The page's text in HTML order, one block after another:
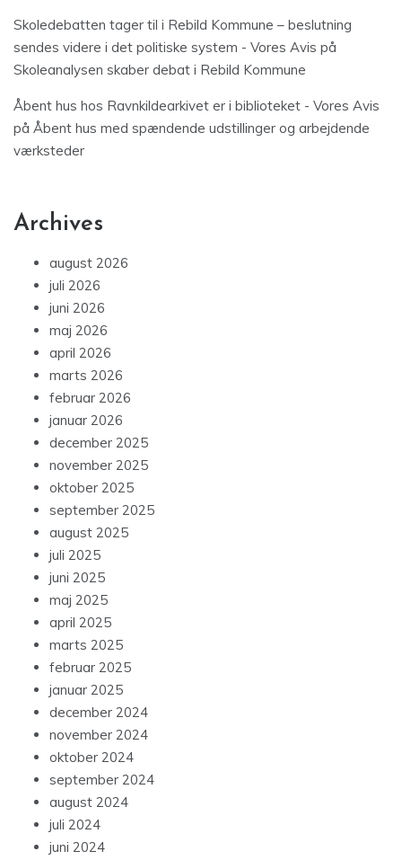
Skoledebatten tager til i Rebild Kommune – beslutning
sendes videre i det politiske system - Vores Avis på
Skoleanalysen skaber debat i Rebild Kommune
Åbent hus hos Ravnkildearkivet er i biblioteket - Vores Avis
på Åbent hus med spændende udstillinger og arbejdende
værksteder
Archives
august 2026
juli 2026
juni 2026
maj 2026
april 2026
marts 2026
februar 2026
januar 2026
december 2025
november 2025
oktober 2025
september 2025
august 2025
juli 2025
juni 2025
maj 2025
april 2025
marts 2025
februar 2025
januar 2025
december 2024
november 2024
oktober 2024
september 2024
august 2024
juli 2024
juni 2024